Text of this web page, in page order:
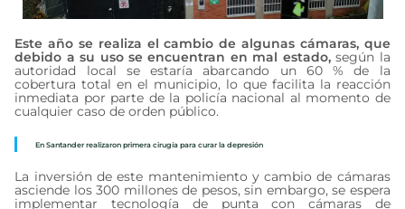
Este año se realiza el cambio de algunas cámaras, que
debido a su uso se encuentran en mal estado,según la
autoridad local se estaría abarcando un 60 % de la
cobertura total en el municipio, lo que facilita la reacción
inmediata por parte de la policía nacional al momento de
cualquier caso de orden público.
En Santander realizaron primera cirugía para curar la depresión
La inversión de este mantenimiento y cambio de cámaras
asciende los 300 millones de pesos, sin embargo, se espera
implementar tecnología de punta con cámaras de